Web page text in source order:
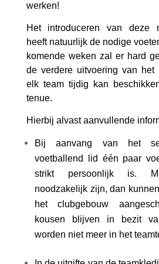
werken!
Het introduceren van deze
heeft natuurlijk de nodige
komende weken zal er hard
de verdere uitvoering van het
elk team tijdig kan
tenue.
Hierbij alvast aanvullende
Bij aanvang van het
voetballend lid één paar
strikt persoonlijk is.
noodzakelijk zijn, dan
het clubgebouw
kousen blijven in bezit
worden niet meer in het